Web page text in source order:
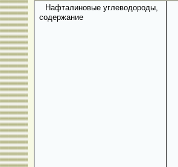
Нафталиновые углеводороды,
содержание